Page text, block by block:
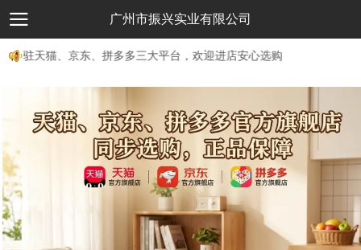
广州市振兴实业有限公司
天猫、京东、拼多多三大平台，欢迎进店安心选购